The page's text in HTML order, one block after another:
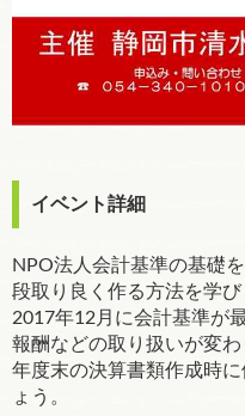
イベント詳細
NPO法人会計基準の基礎
段取り良く作る方法を学び
2017年12月に会計基準が
報酬などの取り扱いが変わ
年度末の決算書類作成時
ょう。